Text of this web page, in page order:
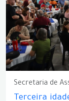
Secretaria de
Terceira